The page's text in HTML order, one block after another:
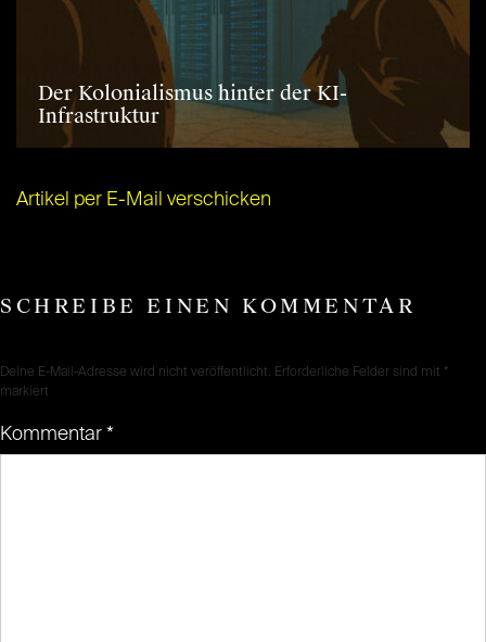
Der Kolonialismus hinter der KI-
Infrastruktur
Artikel per E-Mail verschicken
SCHREIBE EINEN KOMMENTAR
Deine E-Mail-Adresse wird nicht veröffentlicht. Erforderliche Felder sind mit *
markiert
Kommentar *